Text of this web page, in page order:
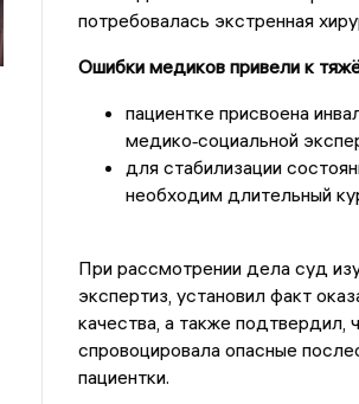
потребовалась экстренная
Ошибки медиков привели к
пациентке присвоена
медико‑социальной
для стабилизации
необходим длительный
При рассмотрении дела суд
экспертиз, установил факт
качества, а также подтвердил,
спровоцировала опасные
пациентки.